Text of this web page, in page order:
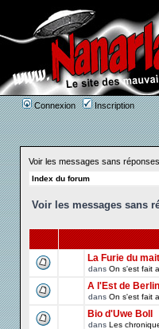
Connexion Inscription
Voir les messages sans réponses
Index du forum
Voir les messages sans
La Furie du
dans On s'est fait
A l'Est de
dans On s'est fait
Bio d'Uwe Boll
dans Les